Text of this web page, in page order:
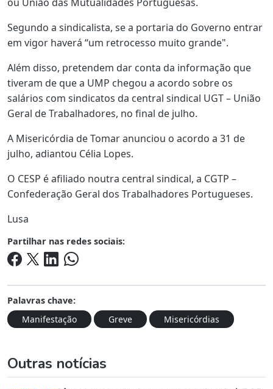
Segundo a sindicalista, se a portaria do Governo entrar
em vigor haverá “um retrocesso muito grande".
Além disso, pretendem dar conta da informação que
tiveram de que a UMP chegou a acordo sobre os
salários com sindicatos da central sindical UGT – União
Geral de Trabalhadores, no final de julho.
A Misericórdia de Tomar anunciou o acordo a 31 de
julho, adiantou Célia Lopes.
O CESP é afiliado noutra central sindical, a CGTP –
Confederação Geral dos Trabalhadores Portugueses.
Lusa
Partilhar nas redes sociais:
Palavras chave:
Manifestação
Greve Misericórdias
Outras notícias